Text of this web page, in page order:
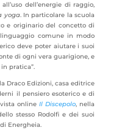
dell’energie di raggio,
yoga. In particolare la scuola
e originario del concetto di
comune in modo
deve poter aiutare i suoi
di ogni vera guarigione, e
pratica”.
Draco Edizioni, casa editrice
il pensiero esoterico e di
onlineIl Discepolo, nella
stesso Rodolfi e dei suoi
Energheia.